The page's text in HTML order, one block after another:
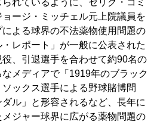
れているように、セリグ・コミ
ージ・ミッチェル元上院議員を
よる球界の不法薬物使用問題の
レポート」が一般に公表された
、引退選手を合わせて約90名の
メディアで「1919年のブラック
ックス選手による野球賭博問
ル」と形容されるなど、長年に
ジャー球界に広がる薬物問題の